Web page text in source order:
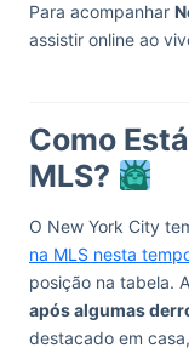
Para acompanhar
assistir online ao
Como
MLS?
O New York City
na MLS nesta
posição na tabela.
após algumas
destacado em